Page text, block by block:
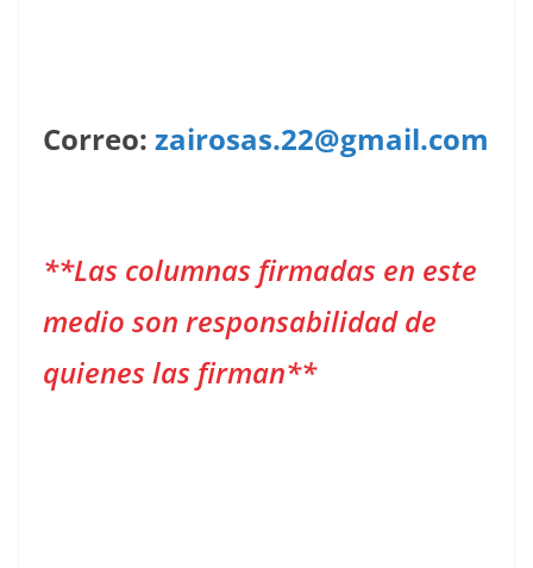
Correo: zairosas.22@gmail.com
**Las columnas firmadas en este
medio son responsabilidad de
quienes las firman**